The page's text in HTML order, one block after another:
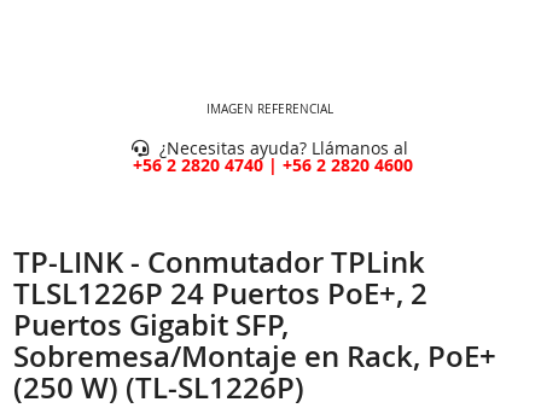
IMAGEN REFERENCIAL
¿Necesitas ayuda? Llámanos al
+56 2 2820 4740 | +56 2 2820 4600
TP-LINK - Conmutador TPLink
TLSL1226P 24 Puertos PoE+, 2
Puertos Gigabit SFP,
Sobremesa/Montaje en Rack, PoE+
(250 W) (TL-SL1226P)